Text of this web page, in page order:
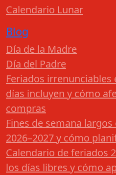
Calendario Lunar
Blog
Día de la Madre
Día del Padre
Feriados irrenunciables
días incluyen y cómo
compras
Fines de semana
2026–2027 y cómo
Calendario de feriados
los días libres y cómo